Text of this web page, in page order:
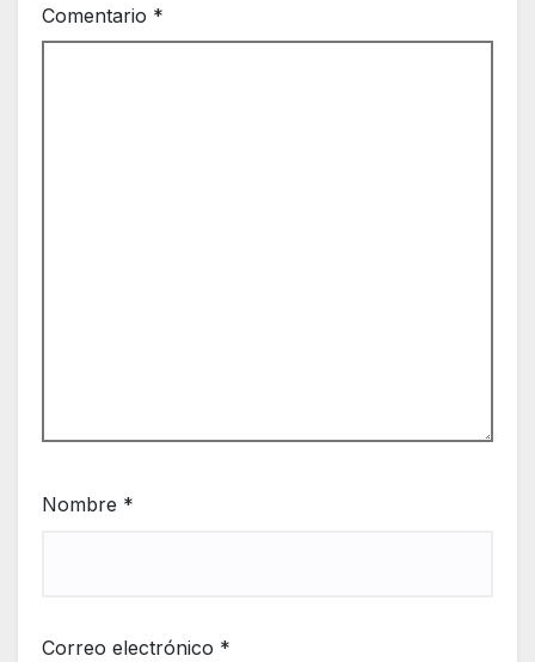
Comentario *
Nombre *
Correo electrónico *